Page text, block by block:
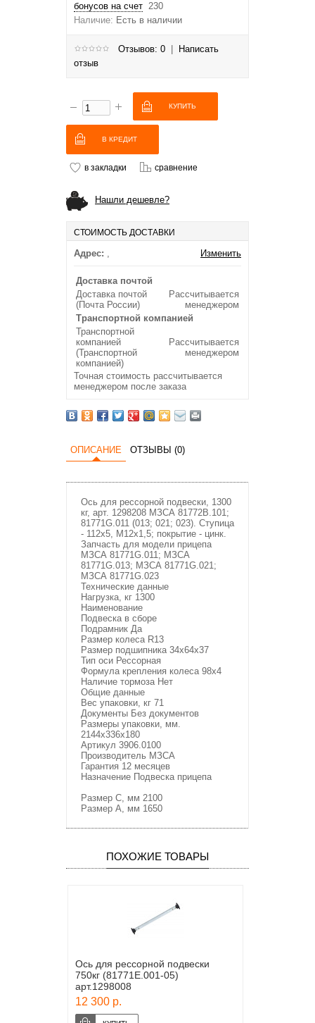
бонусов на счет 230
Наличие: Есть в наличии
Отзывов: 0
Написать
отзыв
В КРЕДИТ
в закладки сравнение
Нашли дешевле?
СТОИМОСТЬ ДОСТАВКИ
Адрес: , Изменить
Доставка почтой
Доставка почтой
(Почта России)
Рассчитывается
менеджером
Транспортной компанией
Транспортной
компанией
(Транспортной
компанией)
Рассчитывается
менеджером
Точная стоимость рассчитывается
менеджером после заказа
ОПИСАНИЕ ОТЗЫВЫ (0)
Ось для рессорной подвески, 1300
кг, арт. 1298208 МЗСА 81772В.101;
81771G.011 (013; 021; 023). Ступица
- 112х5, М12х1,5; покрытие - цинк.
Запчасть для модели прицепа
МЗСА 81771G.011; МЗСА
81771G.013; МЗСА 81771G.021;
МЗСА 81771G.023
Технические данные
Нагрузка, кг 1300
Наименование
Подвеска в сборе
Подрамник Да
Размер колеса R13
Размер подшипника 34х64х37
Тип оси Рессорная
Формула крепления колеса 98х4
Наличие тормоза Нет
Общие данные
Вес упаковки, кг 71
Документы Без документов
Размеры упаковки, мм.
2144х336х180
Артикул 3906.0100
Производитель МЗСА
Гарантия 12 месяцев
Назначение Подвеска прицепа
Размер С, мм 2100
Размер А, мм 1650
ПОХОЖИЕ ТОВАРЫ
Ось для рессорной подвески
750кг (81771E.001-05)
арт.1298008
12 300 р.